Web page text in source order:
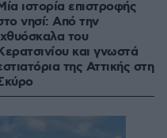
ιστορία επιστροφής
νησί: Από την
του
και γνωστά
της Αττικής στη